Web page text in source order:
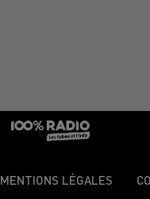
MENTIONS LÉGALES